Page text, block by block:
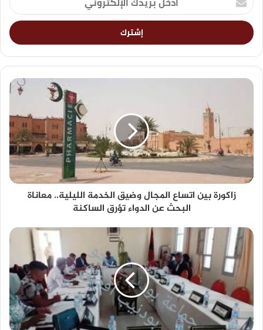
زاكورة بين اتساع المجال وضيق الخدمة الليلية.. معاناة
البحث عن الدواء تؤرق الساكنة